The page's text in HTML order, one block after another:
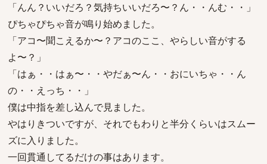
「んん？いいだろ？気持ちいいだろ〜？ん・・んむ・・」
ぴちゃぴちゃ音が鳴り始めました。
「アコ〜聞こえるか〜？アコのここ、やらしい音がする
よ〜？」
「はぁ・・はぁ〜・・やだぁ〜ん・・おにいちゃ・・ん
の・・えっち・・」
僕は中指を差し込んで見ました。
やはりきついですが、それでもわりと半分くらいはスムー
ズに入りました。
一回貫通してるだけの事はあります。